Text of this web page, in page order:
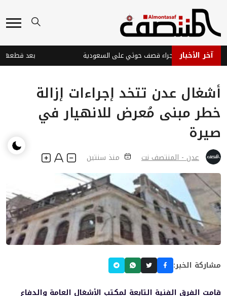
آخر الأخبار
في نجران جراء قصف حوثي على السعودية
أشغال عدن تتخد إجراءات إزالة
خطر مبنى مُعرض للانهيار في
صيرة
عدن - المنتصف نت منذ سنتين
مشاركة الخبر:
قامت الفرق الفنية التابعة لمكتب الأشغال العامة والدفاع